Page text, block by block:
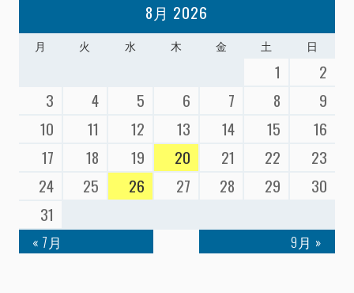
8月 2026
月 火 水 木 金 土 日
1
2
3
4 5 6 7 8
9
10
11 12 13 14 15
16
17
18 19 20 21 22
23
24
25 26 27 28 29
30
31
« 7月 9月 »